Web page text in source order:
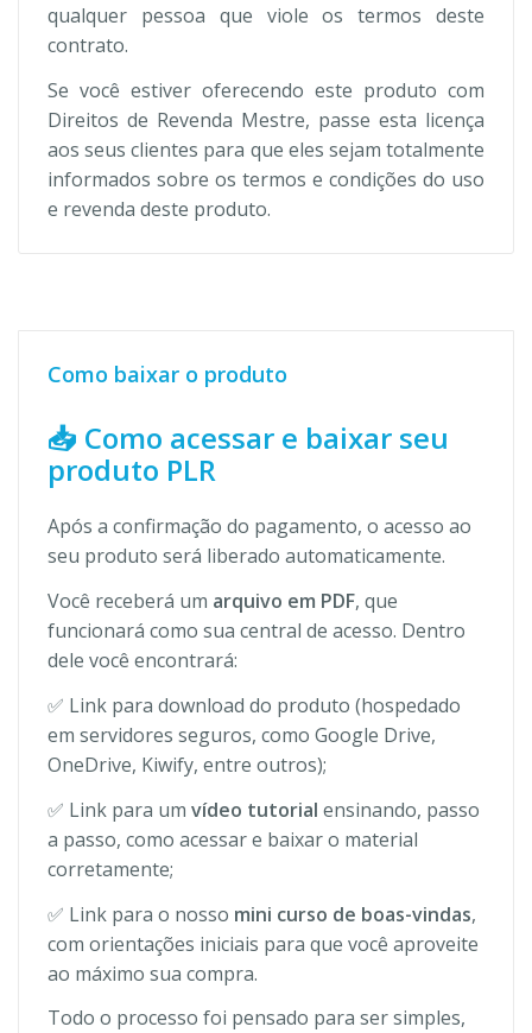
qualquer pessoa que viole os termos deste
contrato.
Se você estiver oferecendo este produto com
Direitos de Revenda Mestre, passe esta licença
aos seus clientes para que eles sejam totalmente
informados sobre os termos e condições do uso
e revenda deste produto.
Como baixar o produto
📥 Como acessar e baixar seu
produto PLR
Após a confirmação do pagamento, o acesso ao
seu produto será liberado automaticamente.
Você receberá um arquivo em PDF, que
funcionará como sua central de acesso. Dentro
dele você encontrará:
✅ Link para download do produto (hospedado
em servidores seguros, como Google Drive,
OneDrive, Kiwify, entre outros);
✅ Link para um vídeo tutorial ensinando, passo
a passo, como acessar e baixar o material
corretamente;
✅ Link para o nosso mini curso de boas-vindas,
com orientações iniciais para que você aproveite
ao máximo sua compra.
Todo o processo foi pensado para ser simples,